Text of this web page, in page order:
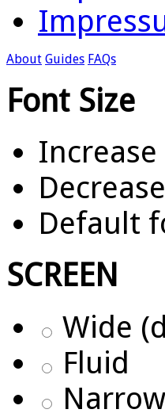
About Guides FAQs
Font Size
Default
SCREEN
Wide
Fluid
Narrow